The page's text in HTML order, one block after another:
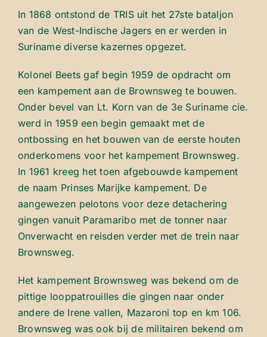
In 1868 ontstond de TRIS uit het 27ste bataljon
van de West-Indische Jagers en er werden in
Suriname diverse kazernes opgezet.
Kolonel Beets gaf begin 1959 de opdracht om
een kampement aan de Brownsweg te bouwen.
Onder bevel van Lt. Korn van de 3e Suriname cie.
werd in 1959 een begin gemaakt met de
ontbossing en het bouwen van de eerste houten
onderkomens voor het kampement Brownsweg.
In 1961 kreeg het toen afgebouwde kampement
de naam Prinses Marijke kampement. De
aangewezen pelotons voor deze detachering
gingen vanuit Paramaribo met de tonner naar
Onverwacht en reisden verder met de trein naar
Brownsweg.
Het kampement Brownsweg was bekend om de
pittige looppatrouilles die gingen naar onder
andere de Irene vallen, Mazaroni top en km 106.
Brownsweg was ook bij de militairen bekend om